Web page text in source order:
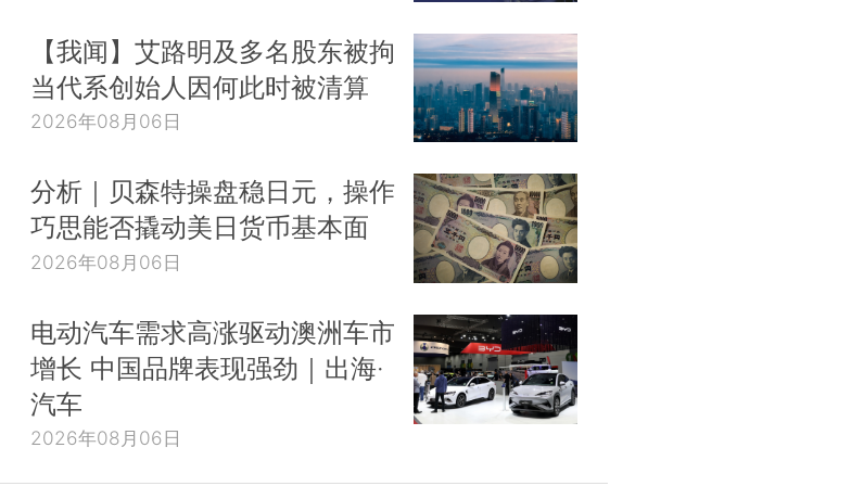
【我闻】艾路明及多名股东被拘
当代系创始人因何此时被清算
2026年08月06日
分析｜贝森特操盘稳日元，操作
巧思能否撬动美日货币基本面
2026年08月06日
电动汽车需求高涨驱动澳洲车市
增长 中国品牌表现强劲｜出海·
汽车
2026年08月06日